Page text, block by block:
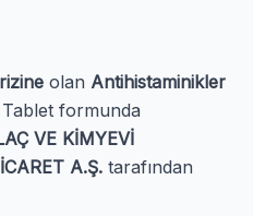
olan Antihistaminikler
formunda
VE KİMYEVİ
A.Ş. tarafından